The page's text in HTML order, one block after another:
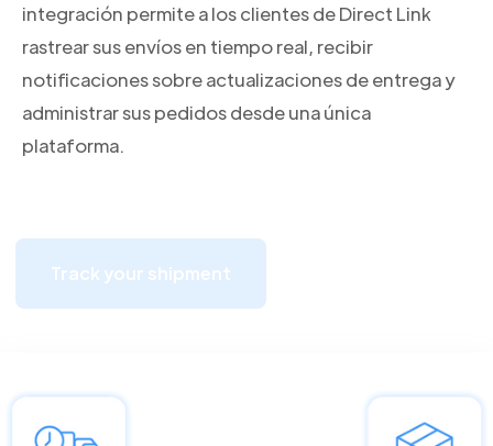
integración permite a los clientes de Direct Link
rastrear sus envíos en tiempo real, recibir
notificaciones sobre actualizaciones de entrega y
administrar sus pedidos desde una única
plataforma.
Track your shipment